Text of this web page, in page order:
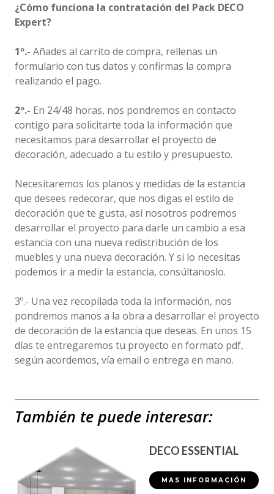
¿Cómo funciona la contratación del Pack DECO
Expert?
1º.- Añades al carrito de compra, rellenas un
formulario con tus datos y confirmas la compra
realizando el pago.
2º.- En 24/48 horas, nos pondremos en contacto
contigo para solicitarte toda la información que
necesitamos para desarrollar el proyecto de
decoración, adecuado a tu estilo y presupuesto.
Necesitaremos los planos y medidas de la estancia
que desees redecorar, que nos digas el estilo de
decoración que te gusta, así nosotros podremos
desarrollar el proyecto para darle un cambio a esa
estancia con una nueva redistribución de los
muebles y una nueva decoración. Y si lo necesitas
podemos ir a medir la estancia, consúltanoslo.
3º.- Una vez recopilada toda la información, nos
pondremos manos a la obra a desarrollar el proyecto
de decoración de la estancia que deseas. En unos 15
días te entregaremos tu proyecto en formato pdf,
según acordemos, vía email o entrega en mano.
También te puede interesar:
DECO ESSENTIAL
MAS INFORMACIÓN